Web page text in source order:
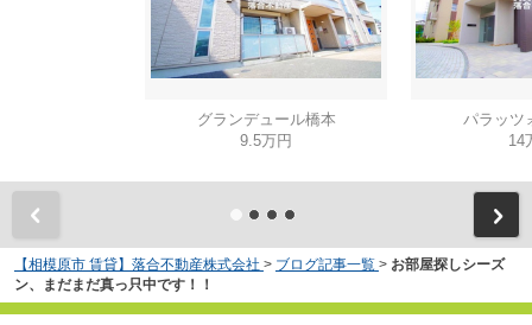
グランデュール橋本
9.5万円
パラッ
14
【相模原市 賃貸】落合不動産株式会社 > ブログ記事一覧 > お部屋探しシーズ
ン、まだまだ真っ只中です！！